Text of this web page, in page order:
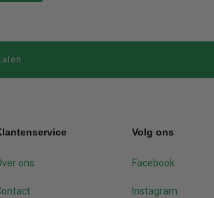
ons
Volg ons
Facebook
Instagram